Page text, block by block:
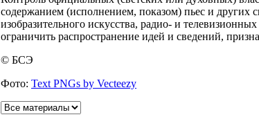
содержанием (исполнением, показом) пьес и других
изобразительного искусства, радио- и
ограничить распространение идей и сведений,
© БСЭ
Фото: Text PNGs by Vecteezy